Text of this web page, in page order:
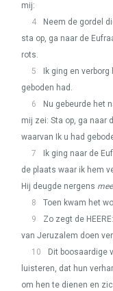
mij:
4
Neem de gordel
sta op, ga naar de
rots.
5
Ik ging en
geboden had.
6
Nu gebeurde het
mij zei: Sta op, ga naar
waarvan Ik u had
7
Ik ging naar de
de plaats waar ik hem
Hij deugde nergens
8
Toen kwam het
9
Zo zegt de HEERE
van Jeruzalem doen
10
Dit boosaardige
luisteren, dat hun
om hen te dienen en